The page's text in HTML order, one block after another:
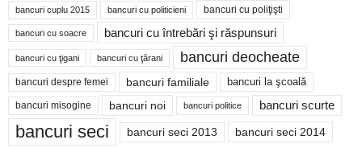
bancuri cuplu 2015 bancuri cu politicieni bancuri cu poliţişti
bancuri cu soacre bancuri cu întrebări şi răspunsuri
bancuri cu ţigani bancuri cu ţărani bancuri deocheate
bancuri despre femei bancuri familiale bancuri la şcoală
bancuri misogine bancuri noi bancuri politice bancuri scurte
bancuri seci bancuri seci 2013 bancuri seci 2014